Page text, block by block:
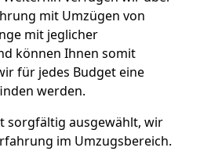
mit Umzügen von
mit jeglicher
können Ihnen somit
für jedes Budget eine
werden.
sorgfältig ausgewählt, wir
im Umzugsbereich.